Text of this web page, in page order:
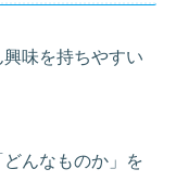
味を持ちやすい
んなものか」を